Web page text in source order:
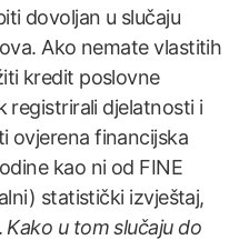
dovoljan u slučaju
Ako nemate vlastitih
kredit poslovne
registrirali djelatnosti i
ovjerena financijska
kao ni od FINE
statistički izvještaj,
Kako u tom slučaju do